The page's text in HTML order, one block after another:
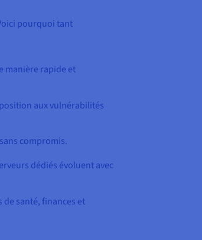
pourquoi tant
manière rapide et
aux vulnérabilités
compromis.
dédiés évoluent avec
santé, finances et